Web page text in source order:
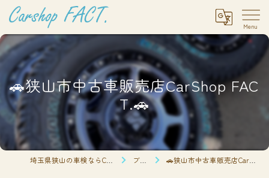
🚗狭山市中古車販売店CarShop FAC
T.🚗
ブログ 🚗狭山市中古車販売店CarShop FACT.🚗